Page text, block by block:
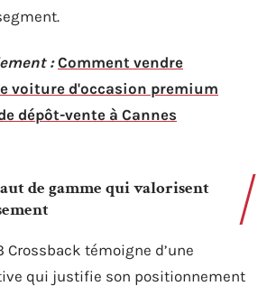
: Comment vendre
voiture d'occasion premium
dépôt-vente à Cannes
de gamme qui valorisent
Crossback témoigne d’une
qui justifie son positionnement